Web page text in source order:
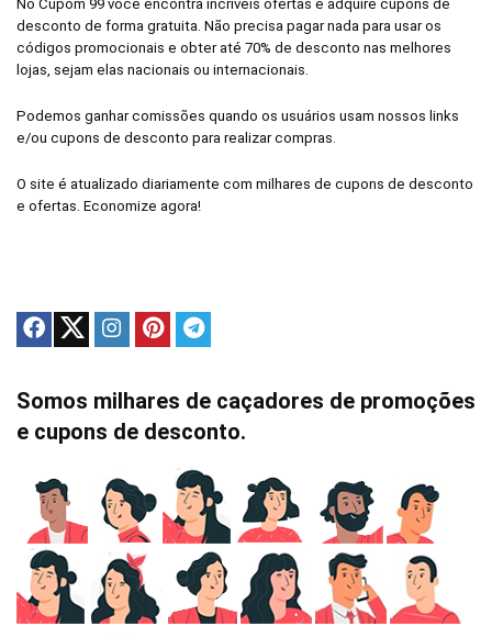
No Cupom 99 você encontra incríveis ofertas e adquire cupons de
desconto de forma gratuita. Não precisa pagar nada para usar os
códigos promocionais e obter até 70% de desconto nas melhores
lojas, sejam elas nacionais ou internacionais.
Podemos ganhar comissões quando os usuários usam nossos links
e/ou cupons de desconto para realizar compras.
O site é atualizado diariamente com milhares de cupons de desconto
e ofertas. Economize agora!
Somos milhares de caçadores de promoções
e cupons de desconto.